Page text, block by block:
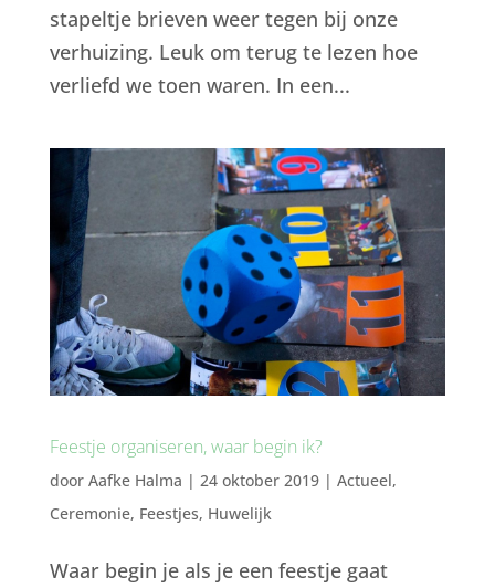
stapeltje brieven weer tegen bij onze
verhuizing. Leuk om terug te lezen hoe
verliefd we toen waren. In een...
Feestje organiseren, waar begin ik?
door Aafke Halma | 24 oktober 2019 | Actueel,
Ceremonie, Feestjes, Huwelijk
Waar begin je als je een feestje gaat